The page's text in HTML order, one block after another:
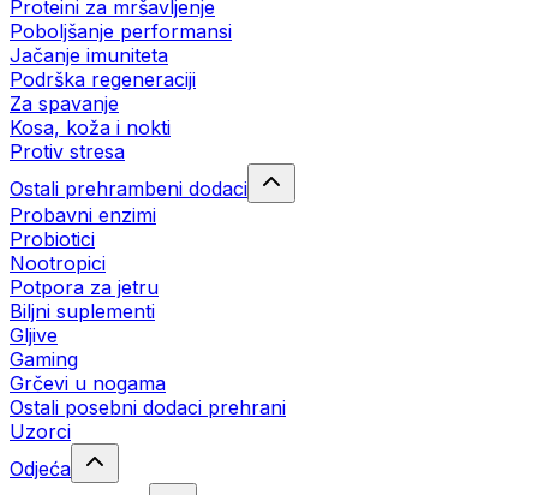
Proteini za mršavljenje
Poboljšanje performansi
Jačanje imuniteta
Podrška regeneraciji
Za spavanje
Kosa, koža i nokti
Protiv stresa
Ostali prehrambeni dodaci
Probavni enzimi
Probiotici
Nootropici
Potpora za jetru
Biljni suplementi
Gljive
Gaming
Grčevi u nogama
Ostali posebni dodaci prehrani
Uzorci
Odjeća